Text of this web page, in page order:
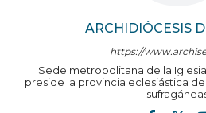
ARCHIDIÓCESIS
https://
Sede metropolitana de la
preside la provincia eclesiástica